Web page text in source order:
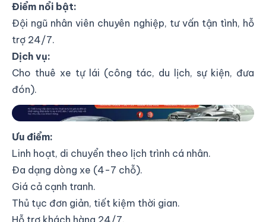
Điểm nổi bật:
Đội ngũ nhân viên chuyên nghiệp, tư vấn tận tình, hỗ
trợ 24/7.
Dịch vụ:
Cho thuê xe tự lái (công tác, du lịch, sự kiện, đưa
đón).
HLCAR
Ưu điểm:
Linh hoạt, di chuyển theo lịch trình cá nhân.
Đa dạng dòng xe (4-7 chỗ).
Giá cả cạnh tranh.
Thủ tục đơn giản, tiết kiệm thời gian.
Hỗ trợ khách hàng 24/7.